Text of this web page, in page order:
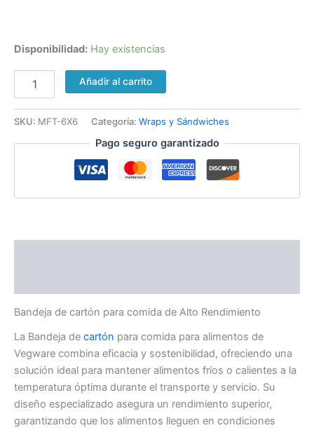
Disponibilidad: Hay existencias
Añadir al carrito
SKU: MFT-6X6 Categoría: Wraps y Sándwiches
Pago seguro garantizado
Bandeja de cartón para comida de Alto Rendimiento
La Bandeja de cartón para comida para alimentos de
Vegware combina eficacia y sostenibilidad, ofreciendo una
solución ideal para mantener alimentos fríos o calientes a la
temperatura óptima durante el transporte y servicio. Su
diseño especializado asegura un rendimiento superior,
garantizando que los alimentos lleguen en condiciones